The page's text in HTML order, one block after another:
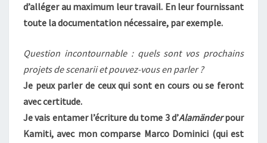
d’alléger au maximum leur travail. En leur fournissant
toute la documentation nécessaire, par exemple.
Question incontournable : quels sont vos prochains
projets de scenarii et pouvez-vous en parler ?
Je peux parler de ceux qui sont en cours ou se feront
avec certitude.
Je vais entamer l’écriture du tome 3 d’Alamänderpour
Kamiti, avec mon comparse Marco Dominici (qui est